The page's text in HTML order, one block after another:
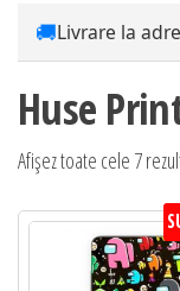
🚚Livrare la
Huse
Afișez toate cele 7